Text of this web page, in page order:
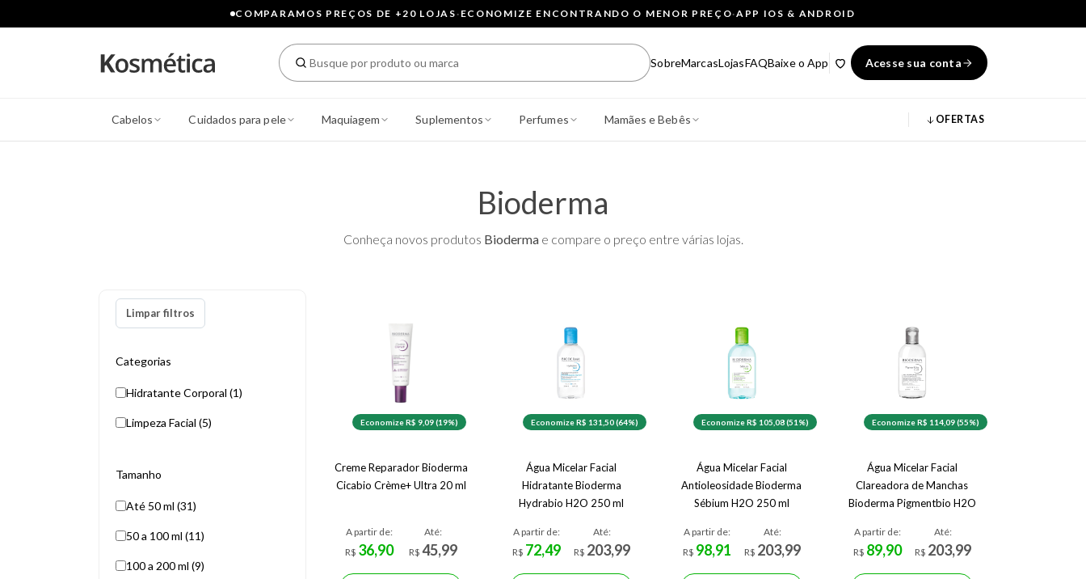
COMPARAMOS PREÇOS DE +20 LOJAS· ECONOMIZE ENCONTRANDO O MENOR PREÇO·APP IOS & ANDROID
SobreMarcasLojasFAQBaixe o App Acesse sua conta
Cabelos Cuidados para pele Maquiagem Suplementos Perfumes Mamães e Bebês OFERTAS
Bioderma
Conheça novos produtos Biodermae compare o preço entre várias lojas.
Limpar filtros
Categorias
Hidratante Corporal (1)
Limpeza Facial (5)
Tamanho
Até 50 ml (31)
50 a 100 ml (11)
100 a 200 ml (9)
Economize R$ 9,09 (19%)
Creme Reparador Bioderma
Cicabio Crème+ Ultra 20 ml
A partir de:
R$ 36,90
Até:
R$45,99
Economize R$ 131,50 (64%)
Água Micelar Facial
Hidratante Bioderma
Hydrabio H2O 250 ml
A partir de:
R$ 72,49
Até:
R$ 203,99
Economize R$ 105,08 (51%)
Água Micelar Facial
Antioleosidade Bioderma
Sébium H2O 250 ml
A partir de:
R$ 98,91
Até:
R$ 203,99
Economize R$ 114,09 (55%)
Água Micelar Facial
Clareadora de Manchas
Bioderma Pigmentbio H2O
A partir de:
R$ 89,90
Até:
R$ 203,99